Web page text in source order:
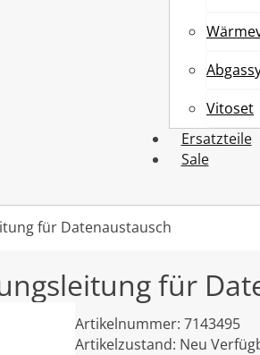
Vitoset
Ersatzteile
Sale
für Datenaustausch
für
Artikelnummer:7143495
Artikelzustand: Neu